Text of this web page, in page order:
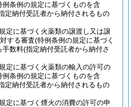
例条例の規定に基づくものを含
定納付受託者から納付されるもの
定に基づく火薬類の譲渡し又は譲
する審査(特例条例の規定に基づく
手数料(指定納付受託者から納付さ
定に基づく火薬類の輸入の許可の
例条例の規定に基づくものを含
定納付受託者から納付されるもの
定に基づく煙火の消費の許可の申